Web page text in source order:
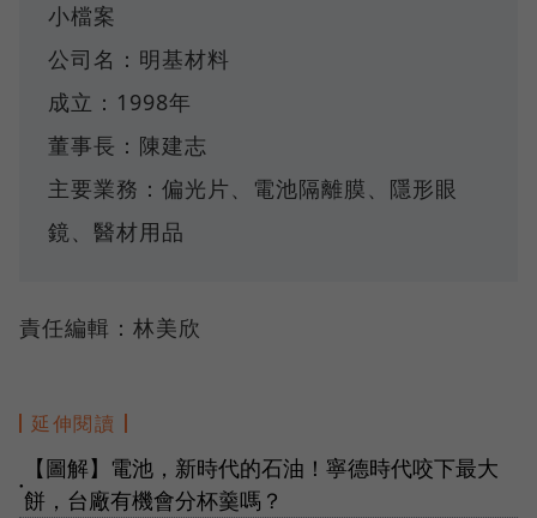
小檔案
公司名：明基材料
成立：1998年
董事長：陳建志
主要業務：偏光片、電池隔離膜、隱形眼
鏡、醫材用品
責任編輯：林美欣
延伸閱讀
●
【圖解】電池，新時代的石油！寧德時代咬下最大
餅，台廠有機會分杯羹嗎？